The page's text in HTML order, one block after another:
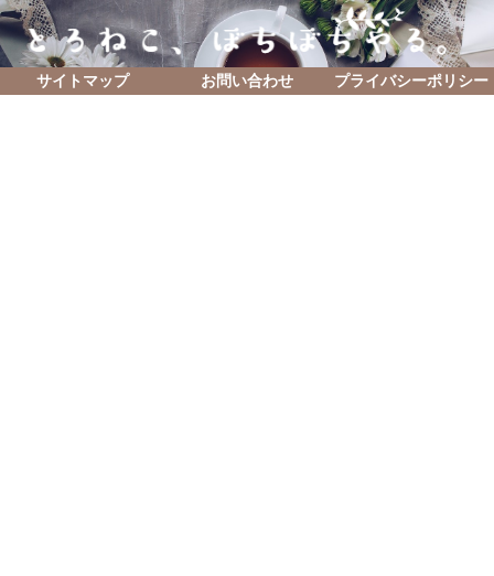
サイトマップ お問い合わせ プライバシーポリシー